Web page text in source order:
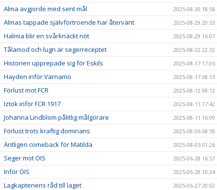
Alma avgjorde med sent mål 2025-08-30 18:56
Almas tappade självförtroende har återvänt 2025-08-29 20:53
Halmia blir en svårknäckt nöt 2025-08-29 16:07
Tålamod och lugn är segerreceptet 2025-08-22 22:32
Historien upprepade sig för Eskils 2025-08-17 17:05
Hayden inför Värnamo 2025-08-17 08:13
Förlust mot FCR 2025-08-12 08:12
Iztok inför FCR 1917 2025-08-11 17:42
Johanna Lindblom pålitlig målgörare 2025-08-11 16:09
Förlust trots kraftig dominans 2025-08-06 08:59
Äntligen comeback för Matilda 2025-08-05 01:26
Seger mot ÖIS 2025-06-28 16:57
Inför ÖIS 2025-06-28 10:24
Lagkaptenens råd till laget 2025-06-27 20:02